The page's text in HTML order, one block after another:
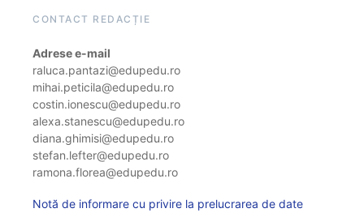
CONTACT REDACȚIE
Adrese e-mail
raluca.pantazi@edupedu.ro
mihai.peticila@edupedu.ro
costin.ionescu@edupedu.ro
alexa.stanescu@edupedu.ro
diana.ghimisi@edupedu.ro
stefan.lefter@edupedu.ro
ramona.florea@edupedu.ro
Notă de informare cu privire la prelucrarea de date